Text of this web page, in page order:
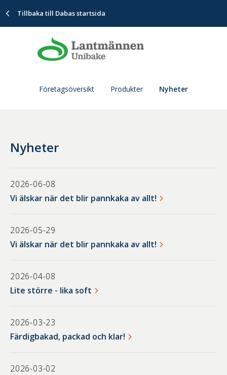
Tillbaka till Dabas startsida
Företagsöversikt Produkter Nyheter
Nyheter
2026-06-08
Vi älskar när det blir pannkaka av allt!
2026-05-29
Vi älskar när det blir pannkaka av allt!
2026-04-08
Lite större - lika soft
2026-03-23
Färdigbakad, packad och klar!
2026-03-02